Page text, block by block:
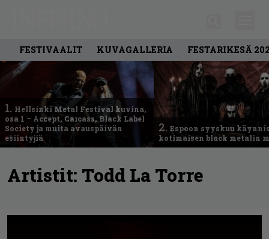
FESTIVAALIT KUVAGALLERIA FESTARIKESÄ
1. Hellsinki Metal Festival kuvina,
osa 1 – Accept, Carcass, Black Label
Society ja muita avauspäivän
esiintyjiä
2. Espoon syyskuu
kotimaisen black metalin
Artistit: Todd La Torre